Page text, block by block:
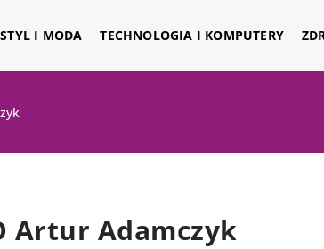
STYL I MODA TECHNOLOGIA I KOMPUTERY
Artur Adamczyk